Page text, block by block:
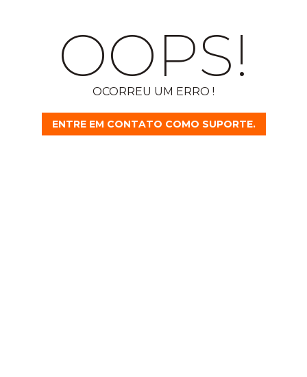
OOPS!
OCORREU UM ERRO !
ENTRE EM CONTATO COMO SUPORTE.